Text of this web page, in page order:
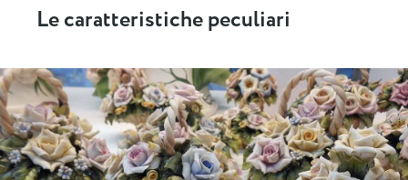
Le caratteristiche peculiari